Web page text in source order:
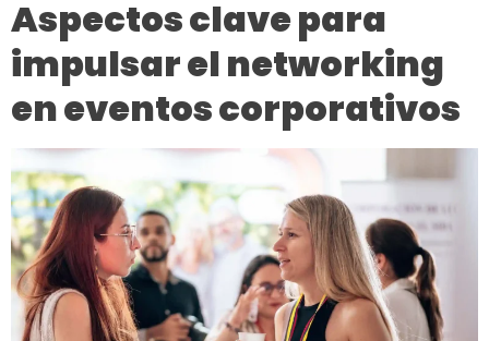
Aspectos clave para
impulsar el networking
en eventos corporativos